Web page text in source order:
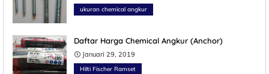
ukuran chemical angkur
Daftar Harga Chemical Angkur (Anchor)
Januari 29, 2019
Hilti Fischer Ramset